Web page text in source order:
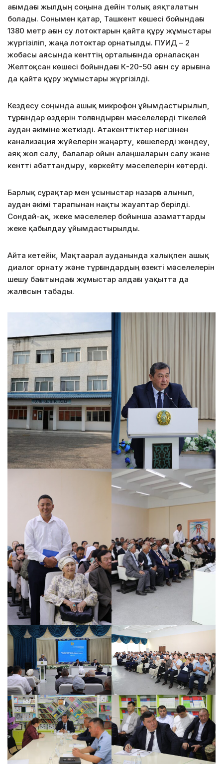
ағымдағы жылдың соңына дейін толық аяқталатын
болады. Сонымен қатар, Ташкент көшесі бойындағы
1380 метр ағын су лотоктарын қайта құру жұмыстары
жүргізіліп, жаңа лотоктар орнатылды. ПУИД – 2
жобасы аясында кенттің орталығында орналасқан
Желтоқсан көшесі бойындағы К-20-50 ағын су арығына
да қайта құру жұмыстары жүргізілді.
Кездесу соңында ашық микрофон ұйымдастырылып,
тұрғындар өздерін толғандырған мәселелерді тікелей
аудан әкіміне жеткізді. Атакенттіктер негізінен
канализация жүйелерін жаңарту, көшелерді жөндеу,
аяқ жол салу, балалар ойын алаңшаларын салу және
кентті абаттандыру, көркейту мәселелерін көтерді.
Барлық сұрақтар мен ұсыныстар назарға алынып,
аудан әкімі тарапынан нақты жауаптар берілді.
Сондай-ақ, жеке мәселелер бойынша азаматтарды
жеке қабылдау ұйымдастырылды.
Айта кетейік, Мақтаарал ауданында халықпен ашық
диалог орнату және тұрғындардың өзекті мәселелерін
шешу бағытындағы жұмыстар алдағы уақытта да
жалғасын табады.